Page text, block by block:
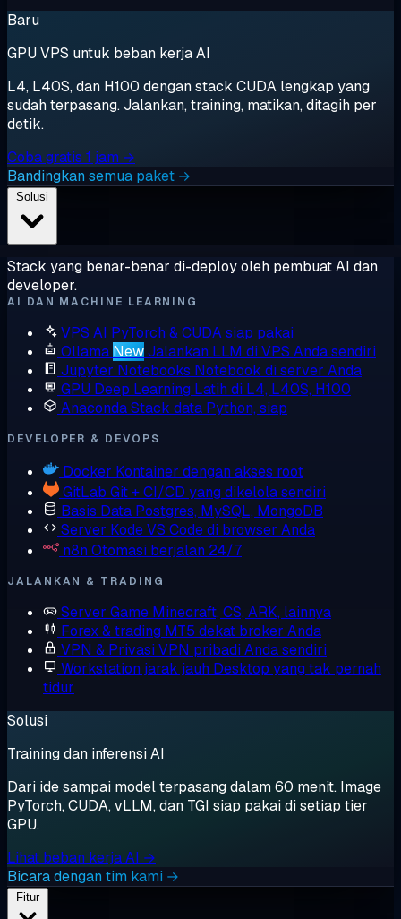
Baru
GPU VPS untuk beban kerja AI
L4, L40S, dan H100 dengan stack CUDA lengkap yang
sudah terpasang. Jalankan, training, matikan, ditagih per
detik.
Coba gratis 1 jam →
Bandingkan semua paket →
Stack yang benar-benar di-deploy oleh pembuat AI dan
developer.
AI DAN MACHINE LEARNING
VPS AI PyTorch & CUDA siap pakai
Ollama NewJalankan LLM di VPS Anda sendiri
Jupyter Notebooks Notebook di server Anda
GPU Deep Learning Latih di L4, L40S, H100
AnacondaStack data Python, siap
DEVELOPER & DEVOPS
Docker Kontainer dengan akses root
GitLab Git + CI/CD yang dikelola sendiri
Basis Data Postgres, MySQL, MongoDB
Server KodeVS Code di browser Anda
n8n Otomasi berjalan 24/7
JALANKAN & TRADING
Server Game Minecraft, CS, ARK, lainnya
Forex & trading MT5 dekat broker Anda
VPN & Privasi VPN pribadi Anda sendiri
Workstation jarak jauh Desktop yang tak pernah
tidur
Solusi
Training dan inferensi AI
Dari ide sampai model terpasang dalam 60 menit. Image
PyTorch, CUDA, vLLM, dan TGI siap pakai di setiap tier
GPU.
Lihat beban kerja AI →
Bicara dengan tim kami →
Fitur